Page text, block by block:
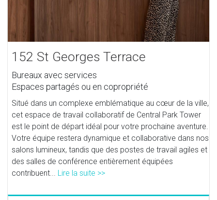
152 St Georges Terrace
Bureaux avec services
Espaces partagés ou en copropriété
Situé dans un complexe emblématique au cœur de la ville,
cet espace de travail collaboratif de Central Park Tower
est le point de départ idéal pour votre prochaine aventure.
Votre équipe restera dynamique et collaborative dans nos
salons lumineux, tandis que des postes de travail agiles et
des salles de conférence entièrement équipées
contribuent... Lire la suite >>